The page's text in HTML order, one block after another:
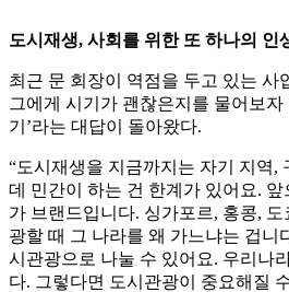
도시재생, 사회를 위한 또 하나의 인
최근 문 회장이 역점을 두고 있는 사
그에게 시기가 괜찮은지를 물어보자
기’라는 대답이 돌아왔다.
“도시재생을 지금까지는 자기 지역,
데 민간이 하는 건 한계가 있어요.
가 브랜드입니다. 싱가포르, 홍콩,
광할 때 그 나라를 왜 가느냐는 겁니
시관광으로 나눌 수 있어요. 우리나
다. 그렇다면 도시관광이 중요해질